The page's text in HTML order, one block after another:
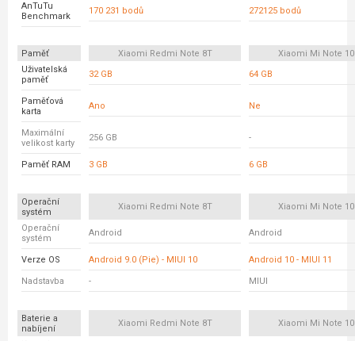
AnTuTu
Benchmark
170 231 bodů 272125 bodů
Paměť Xiaomi Redmi Note 8T
Xiaomi Mi Note
Uživatelská
paměť
32 GB 64 GB
Paměťová
karta
Ano Ne
Maximální
velikost karty
256 GB -
Paměť RAM 3 GB 6 GB
Operační
systém
Xiaomi Redmi Note 8T Xiaomi Mi Note
Operační
systém
Android Android
Verze OS Android 9.0 (Pie) - MIUI 10 Android 10 - MIUI 11
Nadstavba - MIUI
Baterie a
nabíjení
Xiaomi Redmi Note 8T Xiaomi Mi Note